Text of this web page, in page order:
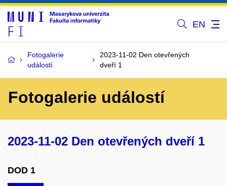
EN
Fotogalerie
událostí
2023-11-02 Den otevřených
dveří 1
Fotogalerie událostí
2023-11-02 Den otevřených dveří 1
DOD 1